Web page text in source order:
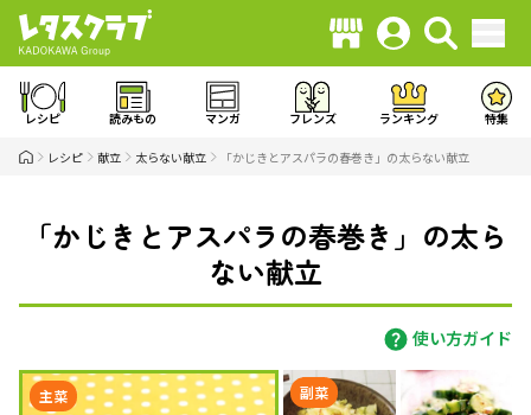
レシピ 読みもの マンガ フレンズ ランキング 特集
レシピ 献立 太らない献立 「かじきとアスパラの春巻き」の太らない献立
「かじきとアスパラの春巻き」の太ら
ない献立
使い方ガイド
主菜 副菜